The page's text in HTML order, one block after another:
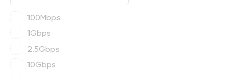
100Mbps
1Gbps
2.5Gbps
10Gbps